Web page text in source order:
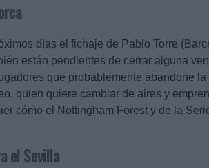
días el fichaje de Pablo Torre
están pendientes de cerrar alguna
que probablemente abandone la
quien quiere cambiar de aires y
cómo el Nottingham Forest y de la
el Sevilla